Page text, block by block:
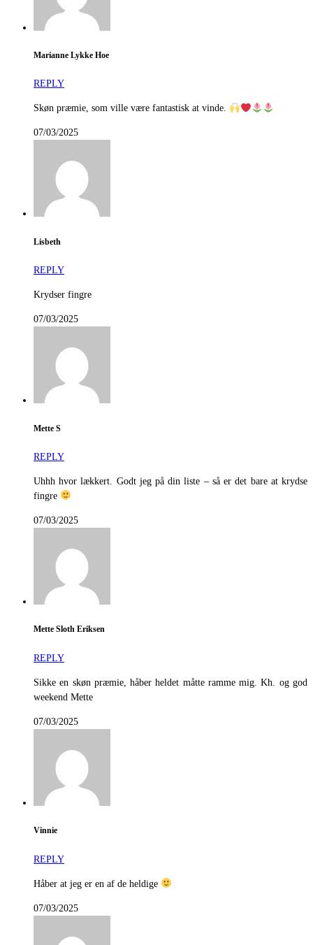
Marianne Lykke Hoe
REPLY
Skøn præmie, som ville være fantastisk at vinde.
07/03/2025
Lisbeth
REPLY
Krydser fingre
07/03/2025
Mette S
REPLY
Uhhh hvor lækkert. Godt jeg på din liste – så er det bare at krydse
fingre
07/03/2025
Mette Sloth Eriksen
REPLY
Sikke en skøn præmie, håber heldet måtte ramme mig. Kh. og god
weekend Mette
07/03/2025
Vinnie
REPLY
Håber at jeg er en af de heldige
07/03/2025